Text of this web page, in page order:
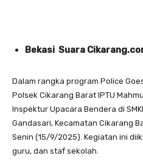
Bekasi Suara
Dalam rangka program Police
Polsek Cikarang Barat IPTU
Inspektur Upacara Bendera di
Gandasari, Kecamatan Cikarang
Senin (15/9/2025). Kegiatan ini
guru, dan staf sekolah.